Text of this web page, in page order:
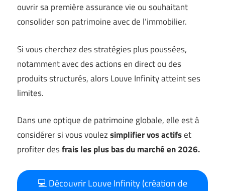
ouvrir sa première assurance vie ou souhaitant
consolider son patrimoine avec de l’immobilier.
Si vous cherchez des stratégies plus poussées,
notamment avec des actions en direct ou des
produits structurés, alors Louve Infinity atteint ses
limites.
Dans une optique de patrimoine globale, elle est à
considérer si vous voulezsimplifier vos actifset
profiter desfrais les plus bas du marché en 2026.
💻 Découvrir Louve Infinity (création de